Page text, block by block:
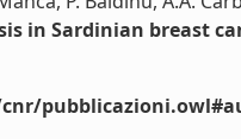
in Sardinian breast